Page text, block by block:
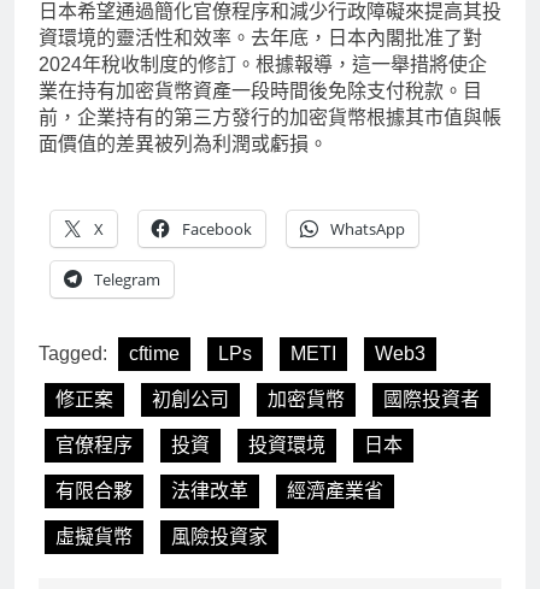
日本希望通過簡化官僚程序和減少行政障礙來提高其投
資環境的靈活性和效率。去年底，日本內閣批准了對
2024年稅收制度的修訂。根據報導，這一舉措將使企
業在持有加密貨幣資產一段時間後免除支付稅款。目
前，企業持有的第三方發行的加密貨幣根據其市值與帳
面價值的差異被列為利潤或虧損。
X Facebook WhatsApp
Telegram
Tagged: cftime LPs METI Web3
修正案 初創公司 加密貨幣 國際投資者
官僚程序 投資 投資環境 日本
有限合夥 法律改革 經濟產業省
虛擬貨幣 風險投資家